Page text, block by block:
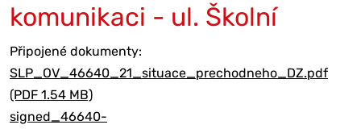
komunikaci - ul. Školní
Připojené dokumenty:
SLP_OV_46640_21_situace_prechodneho_DZ.pdf
(PDF 1.54 MB)
signed_46640-